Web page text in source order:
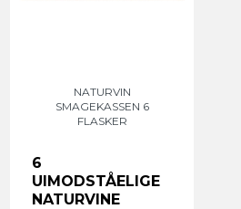
NATURVIN
SMAGEKASSEN 6
FLASKER
6
UIMODSTÅELIGE
NATURVINE